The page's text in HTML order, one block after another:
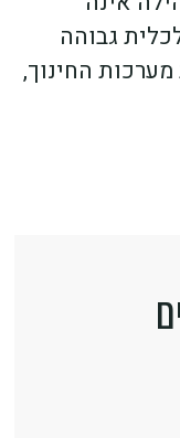
גבוהה
החינוך,